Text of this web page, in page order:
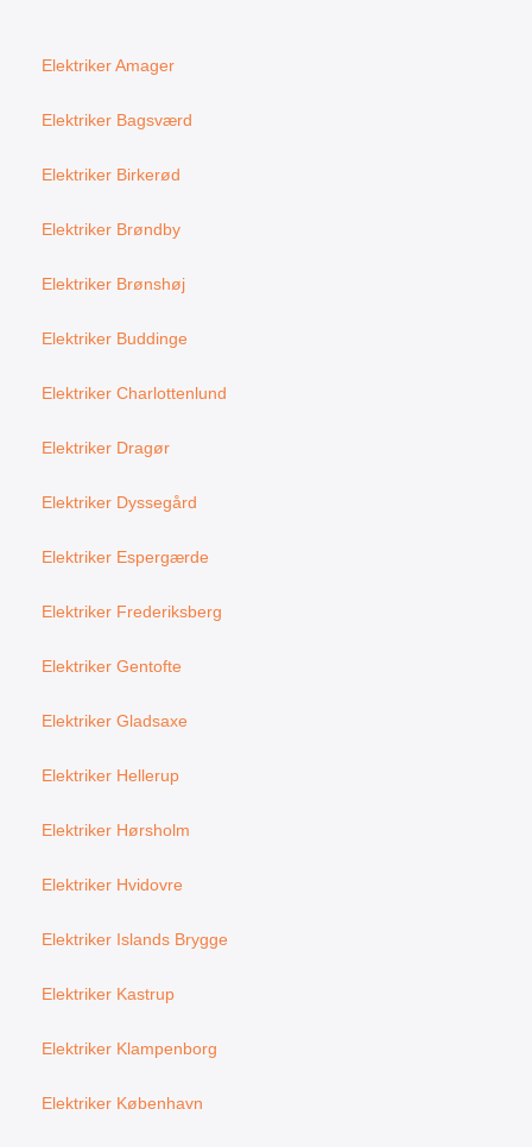
Elektriker Amager
Elektriker Bagsværd
Elektriker Birkerød
Elektriker Brøndby
Elektriker Brønshøj
Elektriker Buddinge
Elektriker Charlottenlund
Elektriker Dragør
Elektriker Dyssegård
Elektriker Espergærde
Elektriker Frederiksberg
Elektriker Gentofte
Elektriker Gladsaxe
Elektriker Hellerup
Elektriker Hørsholm
Elektriker Hvidovre
Elektriker Islands Brygge
Elektriker Kastrup
Elektriker Klampenborg
Elektriker København